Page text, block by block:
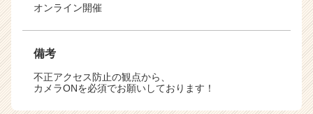
オンライン開催
備考
不正アクセス防止の観点から、
カメラONを必須でお願いしております！